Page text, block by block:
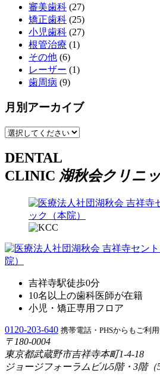
審美歯科 (27)
矯正歯科 (25)
小児歯科 (27)
根管治療 (1)
その他 (6)
レーザー (1)
歯周病 (9)
月別アーカイブ
DENTAL
CLINIC 湖秋会クリニ
吉祥寺駅徒歩0分
10名以上の歯科医師が在籍
小児・矯正専用フロア
0120-203-640 携帯電話・PHSからもご利用
〒180-0004
東京都武蔵野市吉祥寺本町1-4-18
ジョージフォーラムビル5階・3階（